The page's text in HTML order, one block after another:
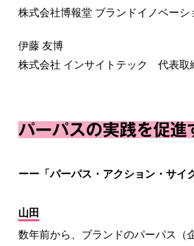
株式会社博報堂 ブランドイノベー
伊藤 友博
株式会社 インサイトテック 代表取
パーパスの実践を促進
ーー「パーパス・アクション・サイ
山田
数年前から、ブランドのパーパス（